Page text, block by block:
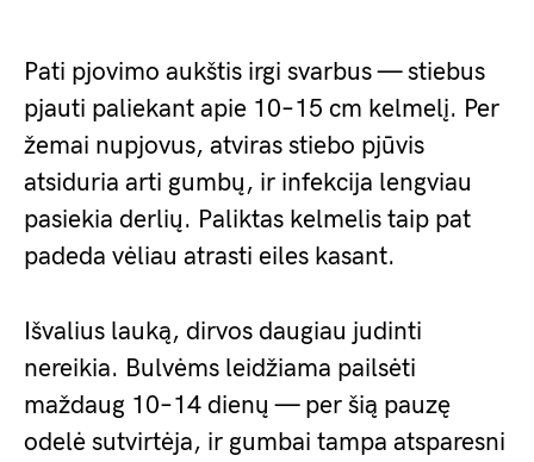
Pati pjovimo aukštis irgi svarbus — stiebus
pjauti paliekant apie 10–15 cm kelmelį. Per
žemai nupjovus, atviras stiebo pjūvis
atsiduria arti gumbų, ir infekcija lengviau
pasiekia derlių. Paliktas kelmelis taip pat
padeda vėliau atrasti eiles kasant.
Išvalius lauką, dirvos daugiau judinti
nereikia. Bulvėms leidžiama pailsėti
maždaug 10–14 dienų — per šią pauzę
odelė sutvirtėja, ir gumbai tampa atsparesni